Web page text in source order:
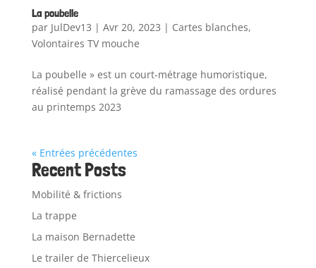
La poubelle
par JulDev13 | Avr 20, 2023 | Cartes blanches,
Volontaires TV mouche
La poubelle » est un court-métrage humoristique,
réalisé pendant la grève du ramassage des ordures
au printemps 2023
« Entrées précédentes
Recent Posts
Mobilité & frictions
La trappe
La maison Bernadette
Le trailer de Thiercelieux